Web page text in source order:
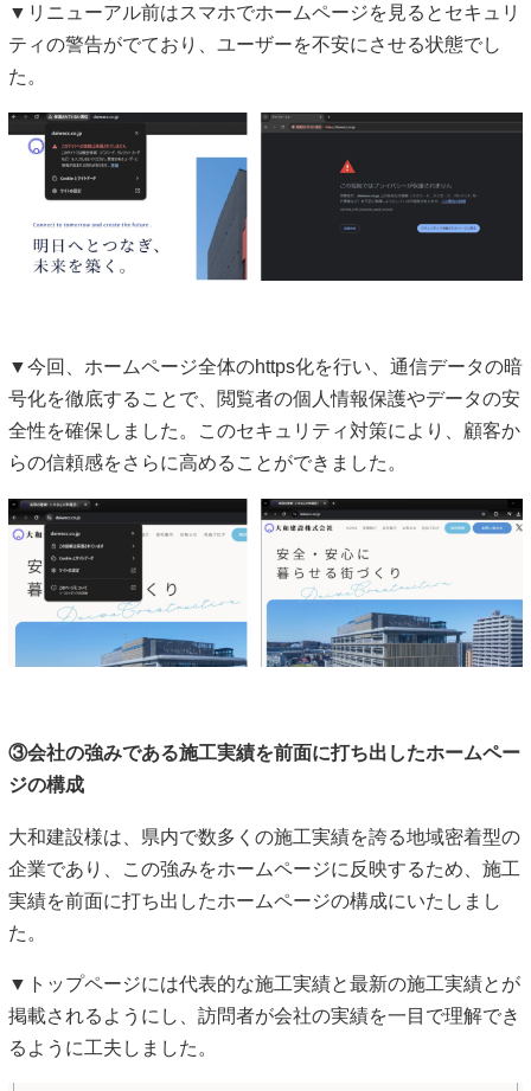
▼リニューアル前はスマホでホームページを見るとセキュリ
ティの警告がでており、ユーザーを不安にさせる状態でし
た。
▼今回、ホームページ全体のhttps化を行い、通信データの暗
号化を徹底することで、閲覧者の個人情報保護やデータの安
全性を確保しました。このセキュリティ対策により、顧客か
らの信頼感をさらに高めることができました。
③会社の強みである施工実績を前面に打ち出したホームペー
ジの構成
大和建設様は、県内で数多くの施工実績を誇る地域密着型の
企業であり、この強みをホームページに反映するため、施工
実績を前面に打ち出したホームページの構成にいたしまし
た。
▼トップページには代表的な施工実績と最新の施工実績とが
掲載されるようにし、訪問者が会社の実績を一目で理解でき
るように工夫しました。